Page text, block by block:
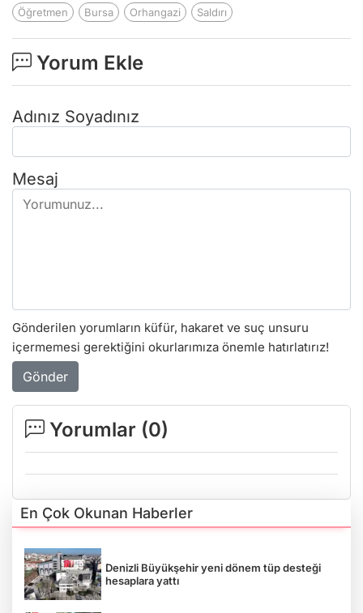
Öğretmen Bursa Orhangazi Saldırı
Yorum Ekle
Adınız Soyadınız
Mesaj
Gönderilen yorumların küfür, hakaret ve suç unsuru
içermemesi gerektiğini okurlarımıza önemle hatırlatırız!
Gönder
Yorumlar (0)
En Çok Okunan Haberler
Denizli Büyükşehir yeni dönem tüp desteği
hesaplara yattı